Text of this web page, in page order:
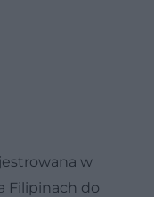
w
Filipinach do